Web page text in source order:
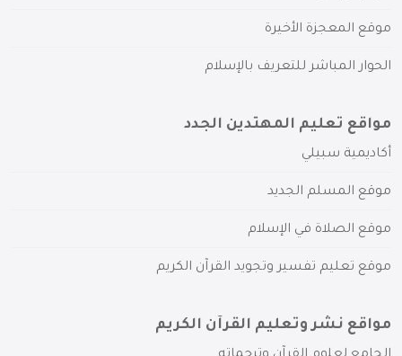
موقع المعجزة الأخيرة
الحوار المباشر للتعريف بالإسلام
مواقع تعليم المهتدين الجدد
أكاديمية سبيلي
موقع المسلم الجديد
موقع الصلاة في الإسلام
موقع تعليم تفسير وتجويد القرآن الكريم
مواقع نشر وتعليم القرآن الكريم